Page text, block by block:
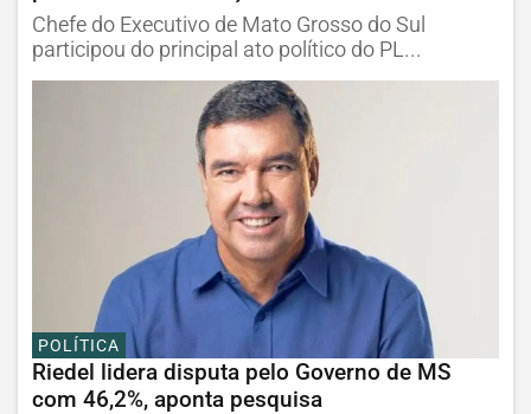
Chefe do Executivo de Mato Grosso do Sul
participou do principal ato político do PL...
POLÍTICA
Riedel lidera disputa pelo Governo de MS
com 46,2%, aponta pesquisa